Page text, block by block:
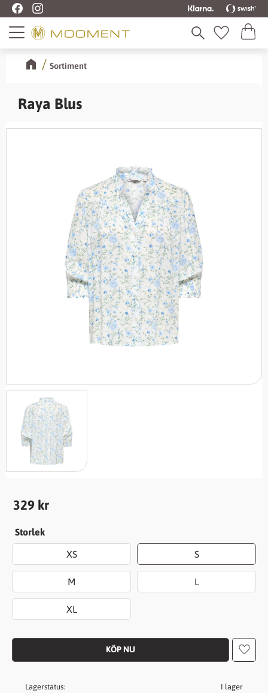
Meny Favoriter
Sortiment
Raya Blus
329 kr
Storlek
XS S
M L
XL
Lägg
Lagerstatus
I lager